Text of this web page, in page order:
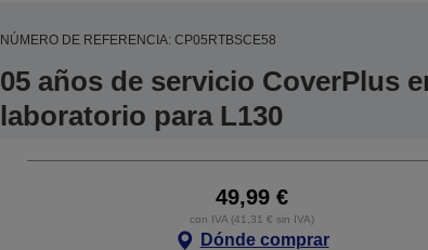
NÚMERO DE REFERENCIA: CP05RTBSCE58
05 años de servicio CoverPlus
laboratorio para L130
49,99 €
con IVA (41,31 € sin IVA)
Dónde comprar